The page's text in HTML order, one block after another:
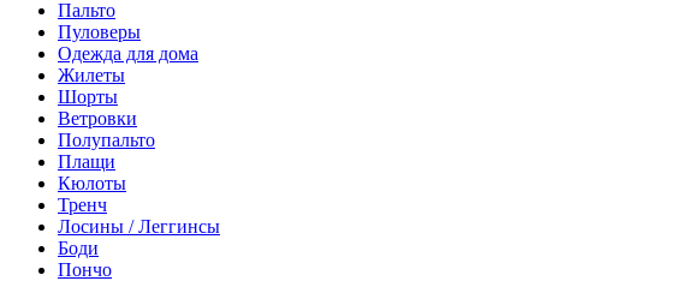
Пальто
Пуловеры
Одежда для дома
Жилеты
Шорты
Ветровки
Полупальто
Плащи
Кюлоты
Тренч
Лосины / Леггинсы
Боди
Пончо